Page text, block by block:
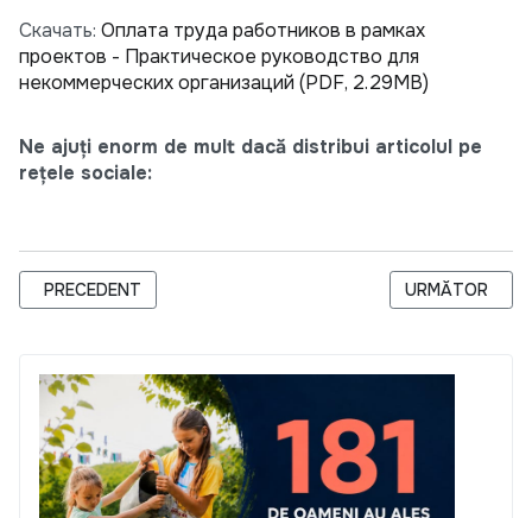
Скачать: Оплата труда работников в рамках
проектов - Практическое руководство для
некоммерческих организаций (PDF, 2.29MB)
Ne ajuți enorm de mult dacă distribui articolul pe
rețele sociale:
ARTICOL PRECEDENT: EXIT STRATEGY AND
PRECEDENT ARTICOLUL
URMĂTOR